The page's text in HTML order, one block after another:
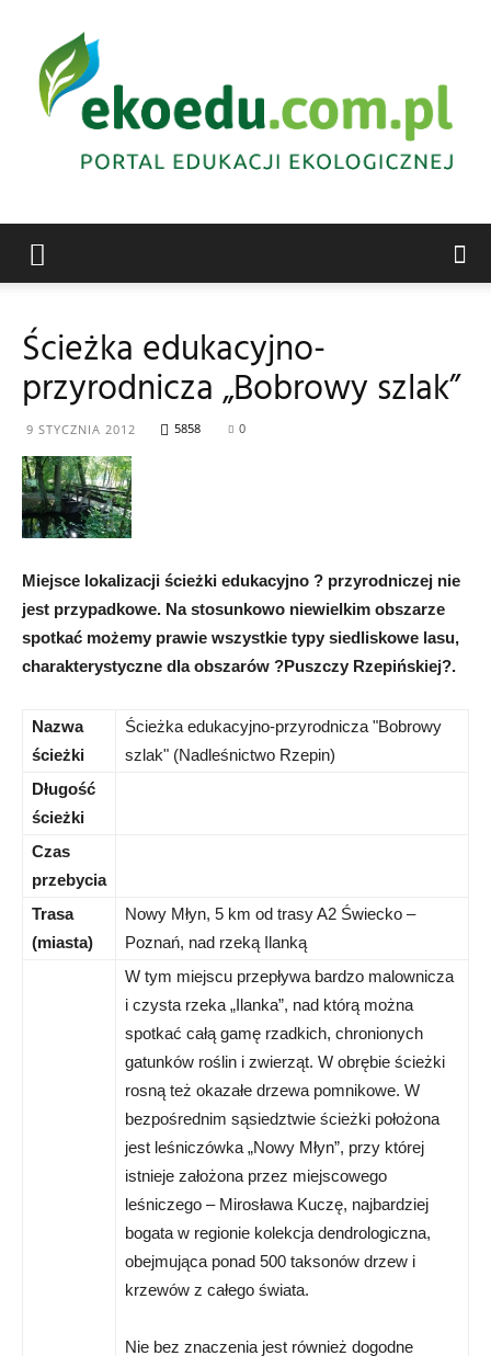
ekologiczna
Ścieżka edukacyjno-
przyrodnicza „Bobrowy szlak”
9 STYCZNIA 2012 5858 0
Miejsce lokalizacji ścieżki edukacyjno ? przyrodniczej nie
jest przypadkowe. Na stosunkowo niewielkim obszarze
spotkać możemy prawie wszystkie typy siedliskowe lasu,
charakterystyczne dla obszarów ?Puszczy Rzepińskiej?.
Nazwa
ścieżki
Ścieżka edukacyjno-przyrodnicza "Bobrowy
szlak" (Nadleśnictwo Rzepin)
Długość
ścieżki
Czas
przebycia
Trasa
(miasta)
Nowy Młyn, 5 km od trasy A2 Świecko –
Poznań, nad rzeką Ilanką
W tym miejscu przepływa bardzo malownicza
i czysta rzeka „Ilanka”, nad którą można
spotkać całą gamę rzadkich, chronionych
gatunków roślin i zwierząt. W obrębie ścieżki
rosną też okazałe drzewa pomnikowe. W
bezpośrednim sąsiedztwie ścieżki położona
jest leśniczówka „Nowy Młyn”, przy której
istnieje założona przez miejscowego
leśniczego – Mirosława Kuczę, najbardziej
bogata w regionie kolekcja dendrologiczna,
obejmująca ponad 500 taksonów drzew i
krzewów z całego świata.
Nie bez znaczenia jest również dogodne